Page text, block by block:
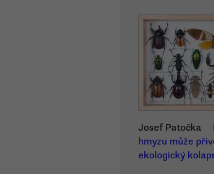
Josef Patočka
hmyzu může
ekologický